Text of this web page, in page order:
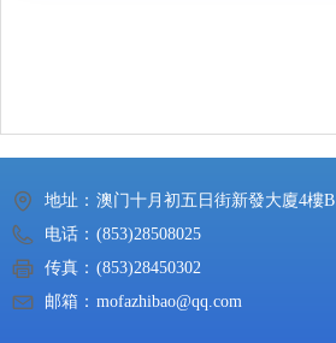
地址： 澳门十月初五日街新發大廈4樓B
电话： (853)28508025
传真： (853)28450302
邮箱： mofazhibao@qq.com